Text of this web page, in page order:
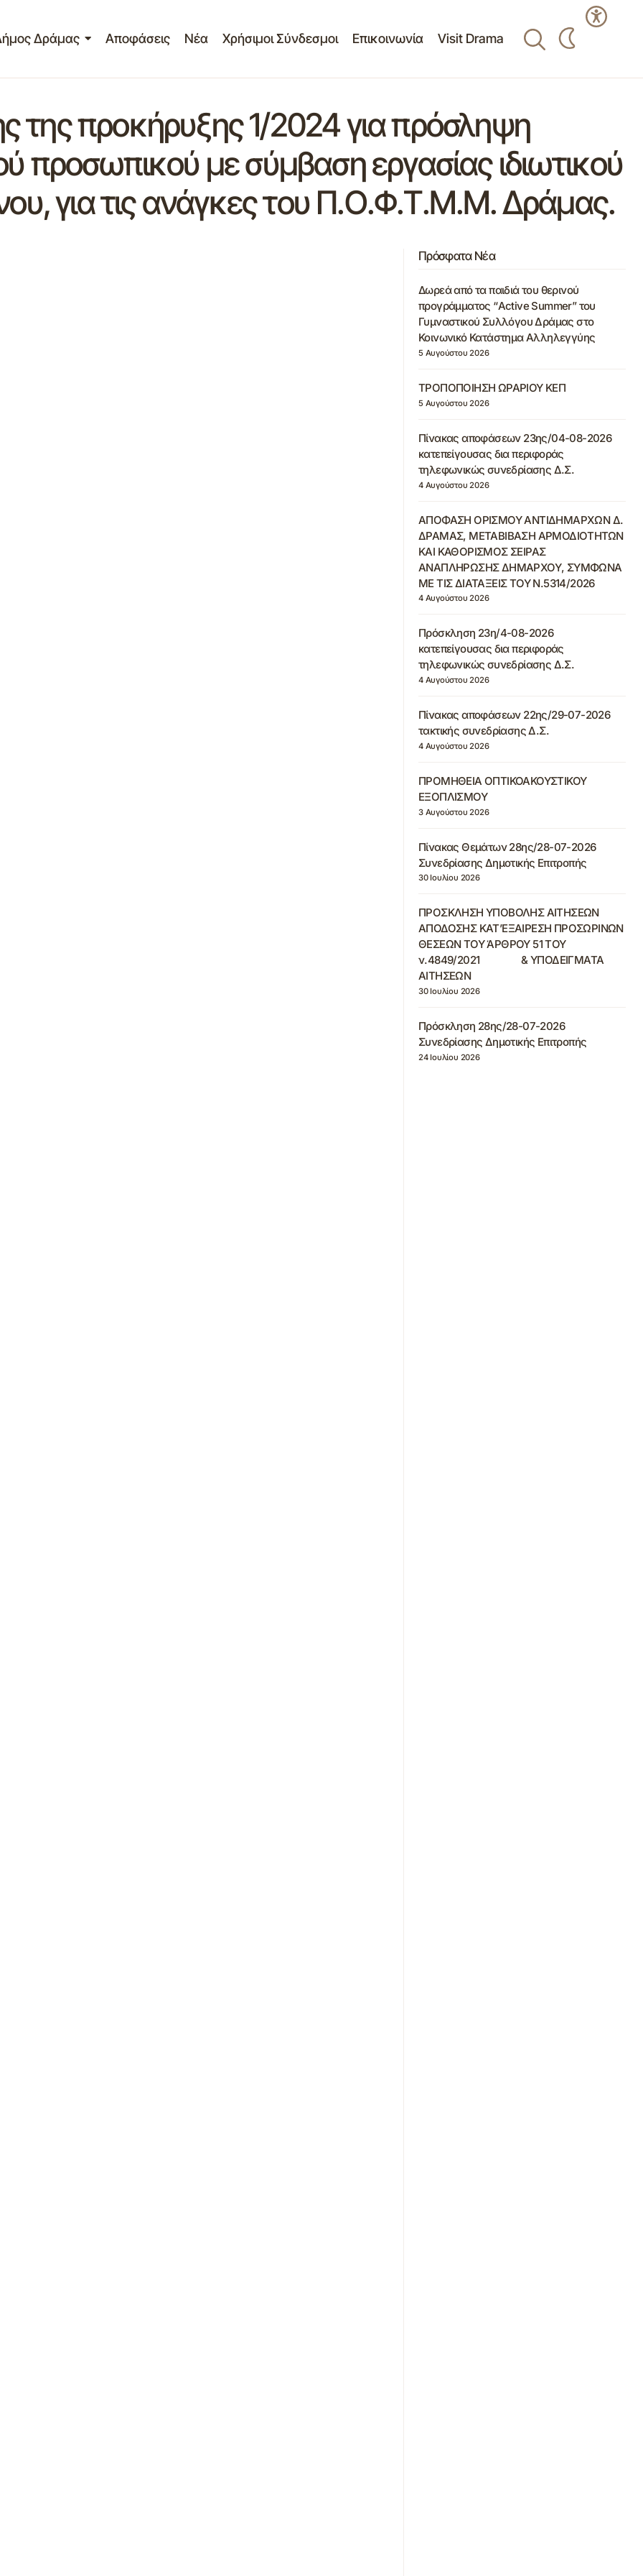
Δράμας Αποφάσεις Νέα Χρήσιμοι Σύνδεσμοι Επικοινωνία Visit Drama
της προκήρυξης 1/2024 για πρόσληψη
προσωπικού με σύμβαση εργασίας ιδιωτικού
για τις ανάγκες του Π.Ο.Φ.Τ.Μ.Μ. Δράμας.
Πρόσφατα Νέα
Δωρεά από τα παιδιά του θερινού
προγράμματος “Active Summer” του
Γυμναστικού Συλλόγου Δράμας στο
Κοινωνικό Κατάστημα Αλληλεγγύης
5 Αυγούστου 2026
ΤΡΟΠΟΠΟΙΗΣΗ ΩΡΑΡΙΟΥ ΚΕΠ
5 Αυγούστου 2026
Πίνακας αποφάσεων 23ης/04-08-2026
κατεπείγουσας δια περιφοράς
τηλεφωνικώς συνεδρίασης Δ.Σ.
4 Αυγούστου 2026
ΑΠΟΦΑΣΗ ΟΡΙΣΜΟΥ ΑΝΤΙΔΗΜΑΡΧΩΝ Δ.
ΔΡΑΜΑΣ, ΜΕΤΑΒΙΒΑΣΗ ΑΡΜΟΔΙΟΤΗΤΩΝ
ΚΑΙ ΚΑΘΟΡΙΣΜΟΣ ΣΕΙΡΑΣ
ΑΝΑΠΛΗΡΩΣΗΣ ΔΗΜΑΡΧΟΥ, ΣΥΜΦΩΝΑ
ΜΕ ΤΙΣ ΔΙΑΤΑΞΕΙΣ ΤΟΥ Ν.5314/2026
4 Αυγούστου 2026
Πρόσκληση 23η/4-08-2026
κατεπείγουσας δια περιφοράς
τηλεφωνικώς συνεδρίασης Δ.Σ.
4 Αυγούστου 2026
Πίνακας αποφάσεων 22ης/29-07-2026
τακτικής συνεδρίασης Δ.Σ.
4 Αυγούστου 2026
ΠΡΟΜΗΘΕΙΑ ΟΠΤΙΚΟΑΚΟΥΣΤΙΚΟΥ
ΕΞΟΠΛΙΣΜΟΥ
3 Αυγούστου 2026
Πίνακας Θεμάτων 28ης/28-07-2026
Συνεδρίασης Δημοτικής Επιτροπής
30 Ιουλίου 2026
ΠΡΟΣΚΛΗΣΗ ΥΠΟΒΟΛΗΣ ΑΙΤΗΣΕΩΝ
ΑΠΟΔΟΣΗΣ ΚΑΤ’ΕΞΑΙΡΕΣΗ ΠΡΟΣΩΡΙΝΩΝ
ΘΕΣΕΩΝ ΤΟΥ ΆΡΘΡΟΥ 51 ΤΟΥ
ν.4849/2021 & ΥΠΟΔΕΙΓΜΑΤΑ
ΑΙΤΗΣΕΩΝ
30 Ιουλίου 2026
Πρόσκληση 28ης/28-07-2026
Συνεδρίασης Δημοτικής Επιτροπής
24 Ιουλίου 2026